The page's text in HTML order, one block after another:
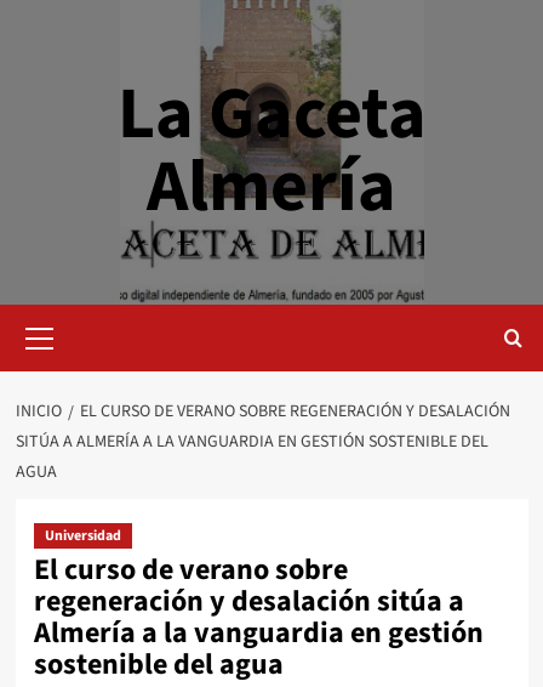
La Gaceta
Almería
primario
INICIO
EL CURSO DE VERANO SOBRE REGENERACIÓN Y DESALACIÓN
SITÚA A ALMERÍA A LA VANGUARDIA EN GESTIÓN SOSTENIBLE DEL
AGUA
Universidad
El curso de verano sobre
regeneración y desalación sitúa a
Almería a la vanguardia en gestión
sostenible del agua